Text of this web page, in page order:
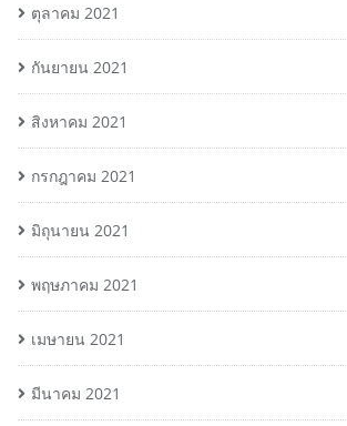
ตุลาคม 2021
กันยายน 2021
สิงหาคม 2021
กรกฎาคม 2021
มิถุนายน 2021
พฤษภาคม 2021
เมษายน 2021
มีนาคม 2021